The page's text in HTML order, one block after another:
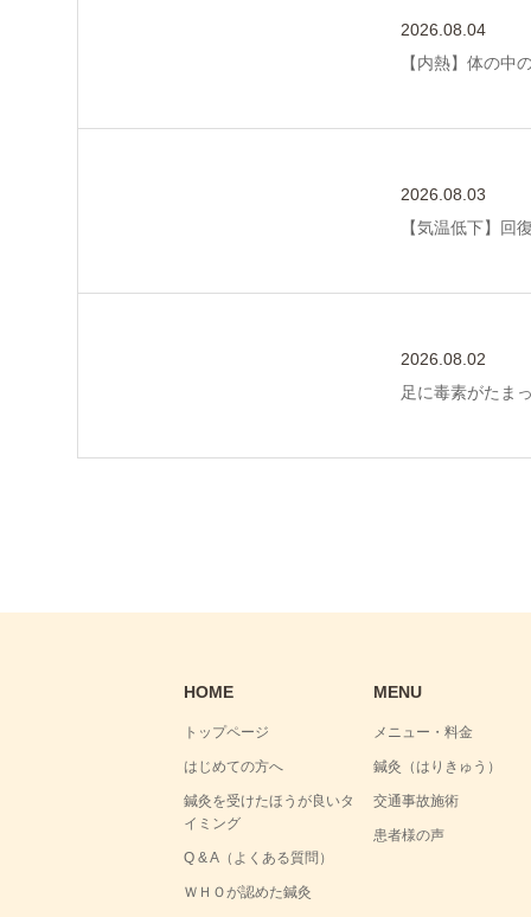
2026.08.04
【内熱】体の中
2026.08.03
【気温低下】回
2026.08.02
足に毒素がたま
HOME
トップページ
はじめての方へ
鍼灸を受けたほうが良いタ
イミング
Q & A（よくある質問）
ＷＨＯが認めた鍼灸
MENU
メニュー・料金
鍼灸（はりきゅう）
交通事故施術
患者様の声